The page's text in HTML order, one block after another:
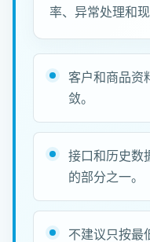
率、异常处理和
客户和商品资
敛。
接口和历史数
的部分之一。
不建议只按最